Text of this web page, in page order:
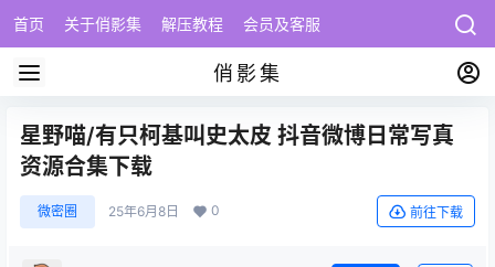
首页 关于俏影集 解压教程 会员及客服
俏影集
星野喵/有只柯基叫史太皮 抖音微博日常写真
资源合集下载
微密圈 25年6月8日 0 前往下载